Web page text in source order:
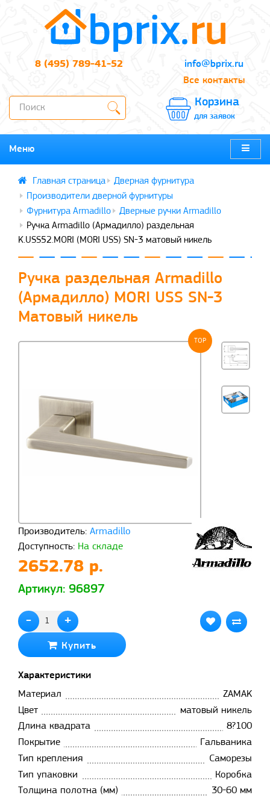
8 (495) 789-41-52
info@bprix.ru
Все контакты
Корзина
для заявок
Меню
Дверная фурнитура
Производители дверной фурнитуры
Фурнитура Armadillo
Дверные ручки Armadillo
Ручка Armadillo (Армадилло) раздельная
K.USS52.MORI (MORI USS) SN-3 матовый никель
Ручка раздельная Armadillo
(Армадилло) MORI USS SN-3
Матовый никель
TOP
Производитель: Armadillo
Доступность: На складе
2652.78 р.
Артикул: 96897
- +
Купить
Характеристики
Материал
ZAMAK
Цвет
матовый никель
Длина квадрата
8?100
Покрытие
Гальваника
Тип крепления
Саморезы
Тип упаковки
Коробка
Толщина полотна (мм)
30-60 мм